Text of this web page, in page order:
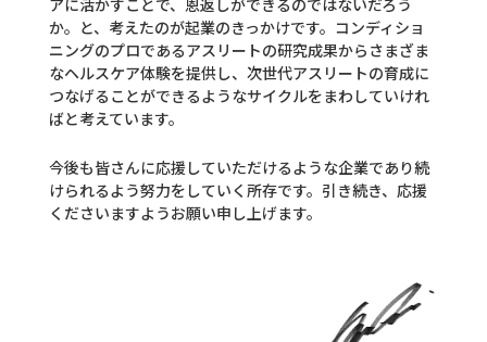
アに活かすことで、恩返しができるのではないだろう
か。と、考えたのが起業のきっかけです。コンディショ
ニングのプロであるアスリートの研究成果からさまざま
なヘルスケア体験を提供し、次世代アスリートの育成に
つなげることができるようなサイクルをまわしていけれ
ばと考えています。
今後も皆さんに応援していただけるような企業であり続
けられるよう努力をしていく所存です。引き続き、応援
くださいますようお願い申し上げます。